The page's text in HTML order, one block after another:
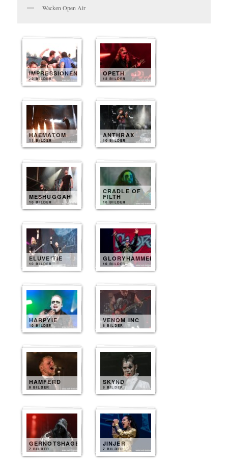
Wacken Open Air
IMPRESSIONEN
20 BILDER
OPETH
12 BILDER
HAEMATOM
11 BILDER
ANTHRAX
10 BILDER
MESHUGGAH
10 BILDER
CRADLE OF
FILTH
10 BILDER
ELUVEITIE
10 BILDER
GLORYHAMMER
10 BILDER
HARPYIE
10 BILDER
VENOM INC
8 BILDER
HAMFERD
8 BILDER
SKYND
8 BILDER
GERNOTSHAGEN
7 BILDER
JINJER
7 BILDER